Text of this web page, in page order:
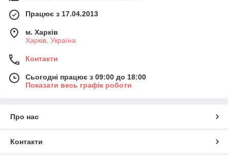
Працює з 17.04.2013
м. Харків
Харків, Україна
Контакти
Сьогодні працює з 09:00 до 18:00
Показати весь графік роботи
Про нас
Контакти